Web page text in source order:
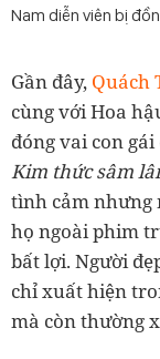
Nam diễn viên bị
Gần đây, Quách
cùng với Hoa
đóng vai con
Kim thức sâm
tình cảm nhưng
họ ngoài phim
bất lợi. Người
chỉ xuất hiện
mà còn thường